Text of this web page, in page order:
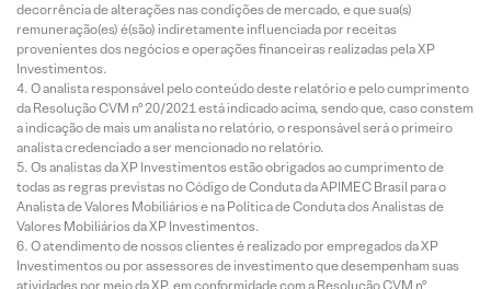
decorrência de alterações nas condições de mercado, e que sua(s)
remuneração(es) é(são) indiretamente influenciada por receitas
provenientes dos negócios e operações financeiras realizadas pela XP
Investimentos.
O analista responsável pelo conteúdo deste relatório e pelo cumprimento
da Resolução CVM nº 20/2021 está indicado acima, sendo que, caso constem
a indicação de mais um analista no relatório, o responsável será o primeiro
analista credenciado a ser mencionado no relatório.
Os analistas da XP Investimentos estão obrigados ao cumprimento de
todas as regras previstas no Código de Conduta da APIMEC Brasil para o
Analista de Valores Mobiliários e na Política de Conduta dos Analistas de
Valores Mobiliários da XP Investimentos.
O atendimento de nossos clientes é realizado por empregados da XP
Investimentos ou por assessores de investimento que desempenham suas
atividades por meio da XP, em conformidade com a Resolução CVM nº